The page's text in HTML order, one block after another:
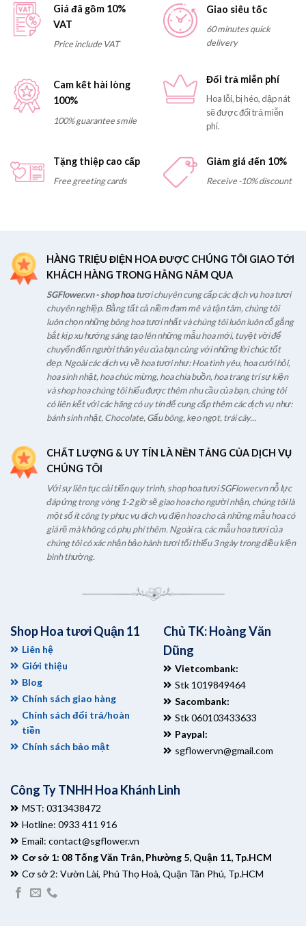
Giá đã gồm 10%
VAT
Price include VAT
Giao siêu tốc
60 minutes quick
delivery
Cam kết hài lòng
100%
100% guarantee smile
Đổi trả miễn phí
Hoa lỗi, bị héo, dập nát
sẽ được đổi trả miễn
phí.
Tặng thiệp cao cấp
Free greeting cards
Giảm giá đến 10%
Receive -10% discount
HÀNG TRIỆU ĐIỆN HOA ĐƯỢC CHÚNG TÔI GIAO TỚI
KHÁCH HÀNG TRONG HẰNG NĂM QUA
SGFlower.vn - shop hoatươi chuyên cung cấp các dịch vụ hoa tươi
chuyên nghiệp. Bằng tất cả niềm đam mê và tận tâm, chúng tôi
luôn chọn những bông hoa tươi nhất và chúng tôi luôn luôn cố gắng
bắt kịp xu hướng sáng tạo lên những mẫu hoa mới, tuyệt vời để
chuyển đến người thân yêu của bạn cùng với những lời chúc tốt
đẹp. Ngoài các dịch vụ về hoa tươi như: Hoa tình yêu, hoa cưới hỏi,
hoa sinh nhật, hoa chúc mừng, hoa chia buồn, hoa trang trí sự kiện
và shop hoa chúng tôi hiểu được thêm nhu cầu của bạn, chúng tôi
có liên kết với các hãng có uy tín để cung cấp thêm các dịch vụ như:
bánh sinh nhật, Chocolate, Gấu bông, kẹo ngọt, trái cây...
CHẤT LƯỢNG & UY TÍN LÀ NỀN TẢNG CỦA DỊCH VỤ
CHÚNG TÔI
Với sự liên tục cải tiến quy trình, shop hoa tươi SGFlower.vn nỗ lực
đáp ứng trong vòng 1-2 giờ sẽ giao hoa cho người nhận, chúng tôi là
một số ít công ty phục vụ dịch vụ điện hoa cho cả những mẫu hoa có
giá rẽ mà không có phụ phí thêm. Ngoài ra, các mẫu hoa tươi của
chúng tôi có xác nhận bảo hành tươi tối thiểu 3 ngày trong điều kiện
bình thường.
Shop Hoa tươi Quận 11
Liên hệ
Giới thiệu
Blog
Chính sách giao hàng
Chính sách đổi trả/hoàn
tiền
Chính sách bảo mật
Chủ TK: Hoàng Văn
Dũng
Vietcombank:
Stk 1019849464
Sacombank:
Stk 060103433633
Paypal:
sgflowervn@gmail.com
Công Ty TNHH Hoa Khánh Linh
MST: 0313438472
Hotline: 0933 411 916
Email: contact@sgflower.vn
Cơ sở 1: 08 Tống Văn Trân, Phường 5, Quận 11, Tp.HCM
Cơ sở 2: Vườn Lài, Phú Thọ Hoà, Quận Tân Phú, Tp.HCM